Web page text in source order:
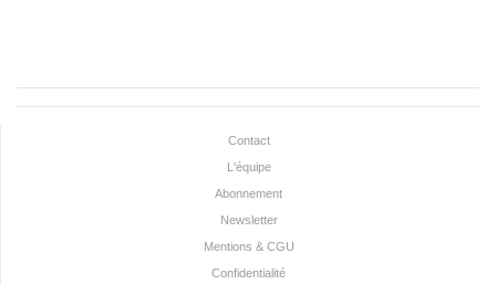
Contact
L'équipe
Abonnement
Newsletter
Mentions & CGU
Confidentialité